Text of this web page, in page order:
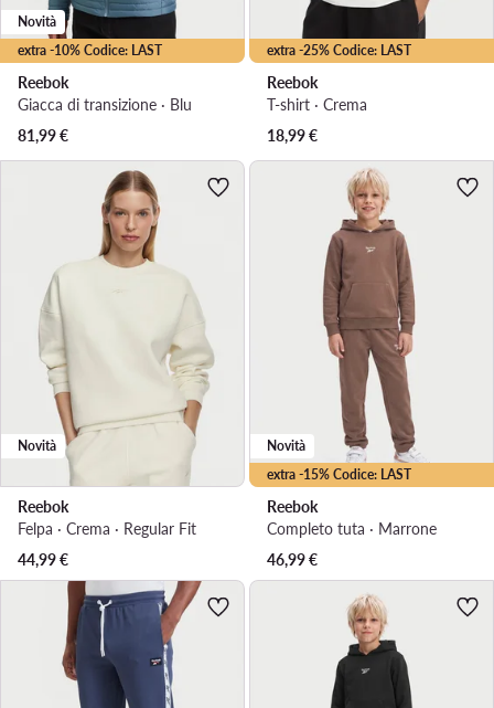
extra -10% Codice: LAST
Novità
Reebok
Giacca di transizione · Blu
81,99€
extra -25% Codice: LAST
Reebok
T-shirt · Crema
18,99€
Novità
Reebok
Felpa · Crema · Regular Fit
44,99€
extra -15% Codice: LAST
Novità
Reebok
Completo tuta · Marrone
46,99€